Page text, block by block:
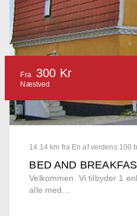
14.14 km fra En af verdens 100
BED AND
Velkommen. Vi tilbyder 1
alle med...
Fra 300 Kr
Næstved